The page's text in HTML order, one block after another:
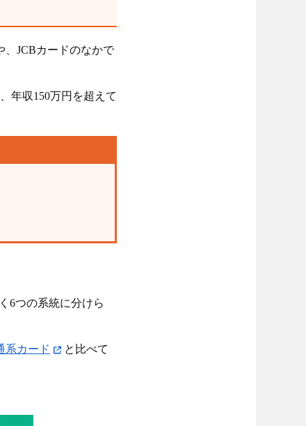
、JCBカードのなかで
年収150万円を超えて
6つの系統に分けら
系カード
と比べて